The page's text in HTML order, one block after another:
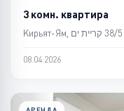
3 комн. квартира
08.04.2026